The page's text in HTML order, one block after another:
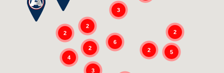
6
3
2
5
2
3
4
2
2
2